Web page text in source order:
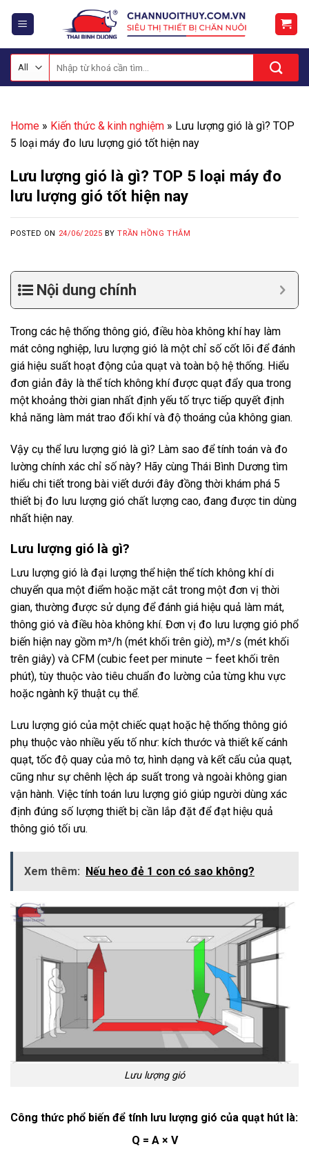
kiếm:
Home » Kiến thức & kinh nghiệm » Lưu lượng gió là gì? TOP
5 loại máy đo lưu lượng gió tốt hiện nay
Lưu lượng gió là gì? TOP 5 loại máy đo
lưu lượng gió tốt hiện nay
POSTED ON 24/06/2025 BYTRẦN HỒNG THẮM
Nội dung chính
Trong các hệ thống thông gió, điều hòa không khí hay làm
mát công nghiệp, lưu lượng gió là một chỉ số cốt lõi để đánh
giá hiệu suất hoạt động của quạt và toàn bộ hệ thống. Hiểu
đơn giản đây là thể tích không khí được quạt đẩy qua trong
một khoảng thời gian nhất định yếu tố trực tiếp quyết định
khả năng làm mát trao đổi khí và độ thoáng của không gian.
Vậy cụ thể lưu lượng gió là gì? Làm sao để tính toán và đo
lường chính xác chỉ số này? Hãy cùng Thái Bình Dương tìm
hiểu chi tiết trong bài viết dưới đây đồng thời khám phá 5
thiết bị đo lưu lượng gió chất lượng cao, đang được tin dùng
nhất hiện nay.
Lưu lượng gió là gì?
Lưu lượng gió là đại lượng thể hiện thể tích không khí di
chuyển qua một điểm hoặc mặt cắt trong một đơn vị thời
gian, thường được sử dụng để đánh giá hiệu quả làm mát,
thông gió và điều hòa không khí. Đơn vị đo lưu lượng gió phổ
biến hiện nay gồm m³/h (mét khối trên giờ), m³/s (mét khối
trên giây) và CFM (cubic feet per minute – feet khối trên
phút), tùy thuộc vào tiêu chuẩn đo lường của từng khu vực
hoặc ngành kỹ thuật cụ thể.
Lưu lượng gió của một chiếc quạt hoặc hệ thống thông gió
phụ thuộc vào nhiều yếu tố như: kích thước và thiết kế cánh
quạt, tốc độ quay của mô tơ, hình dạng và kết cấu của quạt,
cũng như sự chênh lệch áp suất trong và ngoài không gian
vận hành. Việc tính toán lưu lượng gió giúp người dùng xác
định đúng số lượng thiết bị cần lắp đặt để đạt hiệu quả
thông gió tối ưu.
Xem thêm: Nếu heo đẻ 1 con có sao không?
Lưu lượng gió
Công thức phổ biến để tính lưu lượng gió của quạt hút là:
Q = A × V